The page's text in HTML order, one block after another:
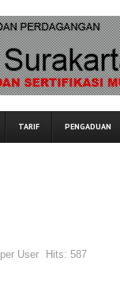
TARIF PENGADUAN
User Hits: 587